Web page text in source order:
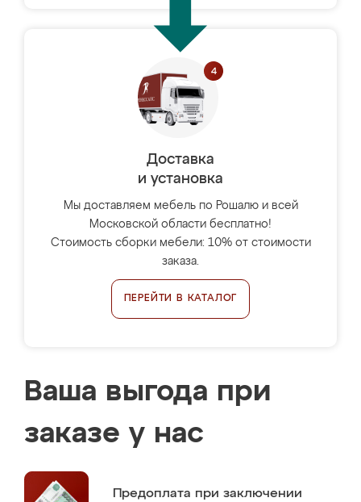
Доставка
и установка
Мы доставляем мебель по Рошалю и всей
Московской области бесплатно!
Стоимость сборки мебели: 10% от стоимости
заказа.
ПЕРЕЙТИ В КАТАЛОГ
Ваша выгода при
заказе у нас
Предоплата при заключении